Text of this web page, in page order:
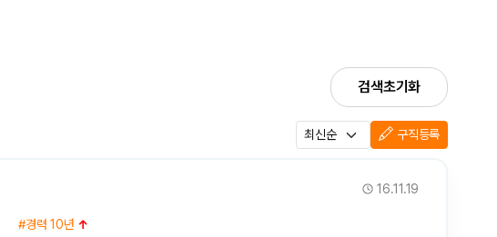
검색초기화
구직등록
16.11.19
#경력 10년 ↑